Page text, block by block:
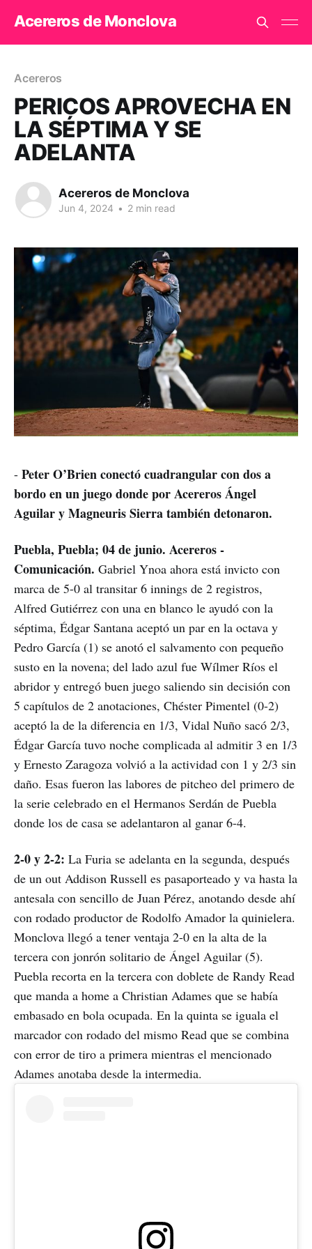
Acereros de Monclova
Acereros
PERICOS APROVECHA EN
LA SÉPTIMA Y SE
ADELANTA
Acereros de Monclova
Jun 4, 2024 • 2 min read
- Peter O’Brien conectó cuadrangular con dos a
bordo en un juego donde por Acereros Ángel
Aguilar y Magneuris Sierra también detonaron.
Puebla, Puebla; 04 de junio. Acereros -
Comunicación. Gabriel Ynoa ahora está invicto con
marca de 5-0 al transitar 6 innings de 2 registros,
Alfred Gutiérrez con una en blanco le ayudó con la
séptima, Édgar Santana aceptó un par en la octava y
Pedro García (1) se anotó el salvamento con pequeño
susto en la novena; del lado azul fue Wílmer Ríos el
abridor y entregó buen juego saliendo sin decisión con
5 capítulos de 2 anotaciones, Chéster Pimentel (0-2)
aceptó la de la diferencia en 1/3, Vidal Nuño sacó 2/3,
Édgar García tuvo noche complicada al admitir 3 en 1/3
y Ernesto Zaragoza volvió a la actividad con 1 y 2/3 sin
daño. Esas fueron las labores de pitcheo del primero de
la serie celebrado en el Hermanos Serdán de Puebla
donde los de casa se adelantaron al ganar 6-4.
2-0 y 2-2: La Furia se adelanta en la segunda, después
de un out Addison Russell es pasaporteado y va hasta la
antesala con sencillo de Juan Pérez, anotando desde ahí
con rodado productor de Rodolfo Amador la quinielera.
Monclova llegó a tener ventaja 2-0 en la alta de la
tercera con jonrón solitario de Ángel Aguilar (5).
Puebla recorta en la tercera con doblete de Randy Read
que manda a home a Christian Adames que se había
embasado en bola ocupada. En la quinta se iguala el
marcador con rodado del mismo Read que se combina
con error de tiro a primera mientras el mencionado
Adames anotaba desde la intermedia.